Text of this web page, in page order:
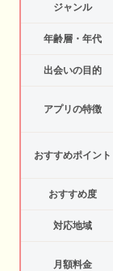
ジャンル
年齢層・年代
出会いの目的
アプリの特徴
おすすめポイント
おすすめ度
対応地域
月額料金